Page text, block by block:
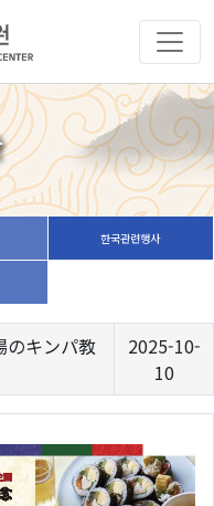
한국관련행사
のキンパ教
2025-10-
10